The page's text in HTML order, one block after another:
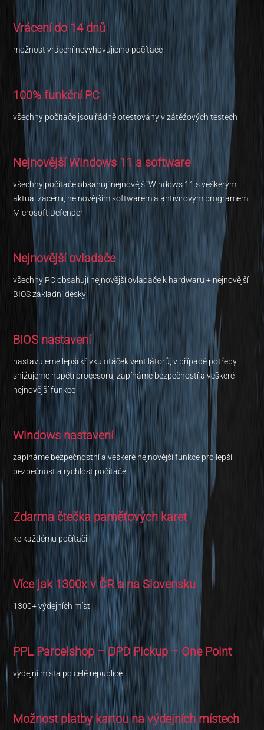
Vrácení do 14 dnů
možnost vrácení nevyhovujícího počítače
100% funkční PC
všechny počítače jsou řádně otestovány v zátěžových testech
Nejnovější Windows 11 a software
všechny počítače obsahují nejnovější Windows 11 s veškerými
aktualizacemi, nejnovějším softwarem a antivirovým programem
Microsoft Defender
Nejnovější ovladače
všechny PC obsahují nejnovější ovladače k hardwaru + nejnovější
BIOS základní desky
BIOS nastavení
nastavujeme lepší křivku otáček ventilátorů, v případě potřeby
snižujeme napětí procesoru, zapínáme bezpečností a veškeré
nejnovější funkce
Windows nastavení
zapínáme bezpečnostní a veškeré nejnovější funkce pro lepší
bezpečnost a rychlost počítače
Zdarma čtečka paměťových karet
ke každému počítači
Více jak 1300x v ČR a na Slovensku
1300+ výdejních míst
PPL Parcelshop – DPD Pickup – One Point
výdejní místa po celé republice
Možnost platby kartou na výdejních místech